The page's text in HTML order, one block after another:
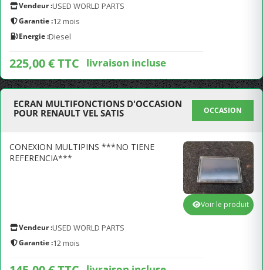
Vendeur :USED WORLD PARTS
Garantie :12 mois
Energie :Diesel
225,00 € TTC livraison incluse
ECRAN MULTIFONCTIONS D'OCCASION
POUR RENAULT VEL SATIS
OCCASION
CONEXION MULTIPINS ***NO TIENE
REFERENCIA***
Vendeur :USED WORLD PARTS
Garantie :12 mois
Voir le produit